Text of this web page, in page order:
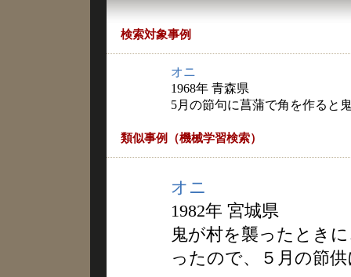
検索対象事例
オニ
1968年 青森県
5月の節句に菖蒲で角を作ると
類似事例（機械学習検索）
オニ
1982年 宮城県
鬼が村を襲ったとき
ったので、５月の節